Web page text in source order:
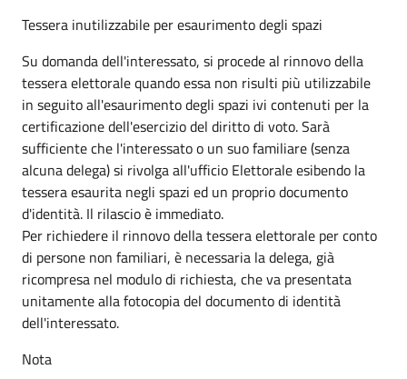
Tessera inutilizzabile per esaurimento degli spazi
Su domanda dell'interessato, si procede al rinnovo della
tessera elettorale quando essa non risulti più utilizzabile
in seguito all'esaurimento degli spazi ivi contenuti per la
certificazione dell'esercizio del diritto di voto. Sarà
sufficiente che l'interessato o un suo familiare (senza
alcuna delega) si rivolga all'ufficio Elettorale esibendo la
tessera esaurita negli spazi ed un proprio documento
d'identità. Il rilascio è immediato.
Per richiedere il rinnovo della tessera elettorale per conto
di persone non familiari, è necessaria la delega, già
ricompresa nel modulo di richiesta, che va presentata
unitamente alla fotocopia del documento di identità
dell'interessato.
Nota